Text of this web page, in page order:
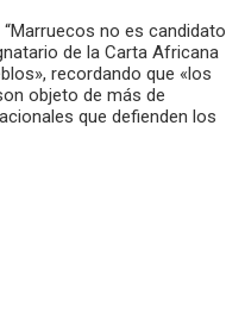
no es candidato
de la Carta Africana
recordando que «los
objeto de más de
que defienden los